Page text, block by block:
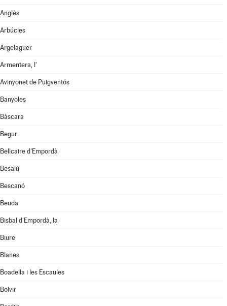
Anglès
Arbúcies
Argelaguer
Armentera, l'
Avinyonet de Puigventós
Banyoles
Bàscara
Begur
Bellcaire d'Empordà
Besalú
Bescanó
Beuda
Bisbal d'Empordà, la
Biure
Blanes
Boadella i les Escaules
Bolvir